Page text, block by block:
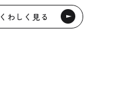
くわしく見る